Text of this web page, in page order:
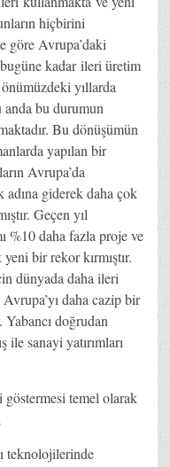
hiçbirini
göre Avrupa’daki
kadar ileri üretim
yıllarda
anda bu durumun
Bu dönüşümün
yapılan bir
Avrupa’da
adına giderek daha çok
Geçen yıl
%10 daha fazla proje ve
bir rekor kırmıştır.
dünyada daha ileri
daha cazip bir
Yabancı doğrudan
sanayi yatırımları
göstermesi temel olarak
teknolojilerinde